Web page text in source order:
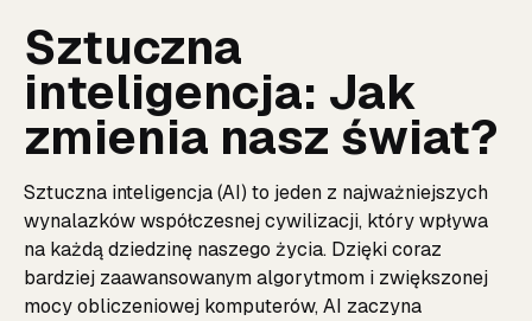
Sztuczna
inteligencja: Jak
zmienia nasz świat?
Sztuczna inteligencja (AI) to jeden z najważniejszych
wynalazków współczesnej cywilizacji, który wpływa
na każdą dziedzinę naszego życia. Dzięki coraz
bardziej zaawansowanym algorytmom i zwiększonej
mocy obliczeniowej komputerów, AI zaczyna